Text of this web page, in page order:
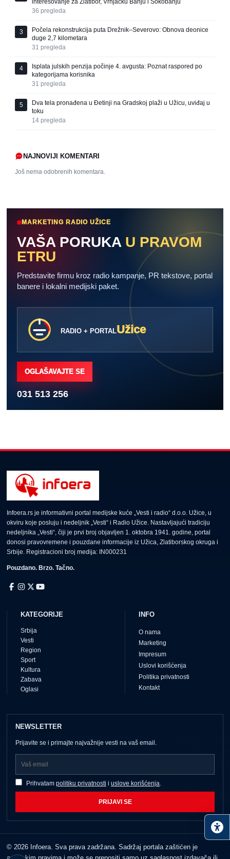
interesovanje za Zlatibor, Vrnjačku Banju i Sokobanju
36 pregleda
3
Počela rekonstrukcija puta Drežnik–Severovo: Obnova deonice
duge 2,7 kilometara
31 pregleda
4
Isplata julskih penzija počinje 4. avgusta: Poznat raspored po
kategorijama korisnika
31 pregleda
5
Dva tela pronađena u Đetinji na Gradskoj plaži u Užicu, uviđaj u
toku
14 pregleda
NAJNOVIJI KOMENTARI
Još nema odobrenih komentara.
MARKETING RADIO UŽICE
VAŠA PORUKA U PRAVOM
ETRU
Predstavite firmu kroz radio kampanje, PR tekstove, portal
banere i lokalni medijski paket.
RADIO + PORTALUžice
OGLAŠAVAJTE SE
031 513 256
Infoera.rs je informativni portal medijske kuće „Vesti i radio“ d.o.o. Užice, u
okviru koje posluju i nedeljnik „Vesti“ i Radio Užice. Nastavljajući tradiciju
nedeljnika „Vesti“, čiji je prvi broj objavljen 1. oktobra 1941. godine, portal
donosi pravovremene i pouzdane informacije iz Užica, Zlatiborskog okruga i
Srbije. Registracioni broj medija: IN000231
Pouzdano. Brzo. Tačno.
KATEGORIJE
Srbija
Vesti
Region
Sport
Kultura
Zabava
Oglasi
INFO
O nama
Marketing
Impresum
Uslovi korišćenja
Politika privatnosti
Kontakt
NEWSLETTER
Prijavite se i primajte najvažnije vesti na vaš email.
Prihvatam politiku privatnosti i uslove korišćenja.
PRIJAVI SE
© 2026 Infoera. Sva prava zadržana. Sadržaj portala zaštićen je